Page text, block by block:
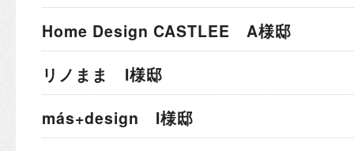
Home Design CASTLEE A様邸
リノまま I様邸
más+design I様邸